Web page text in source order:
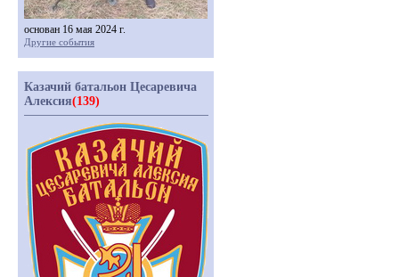
основан 16 мая 2024 г.
Другие события
Казачий батальон Цесаревича
Алексия(139)